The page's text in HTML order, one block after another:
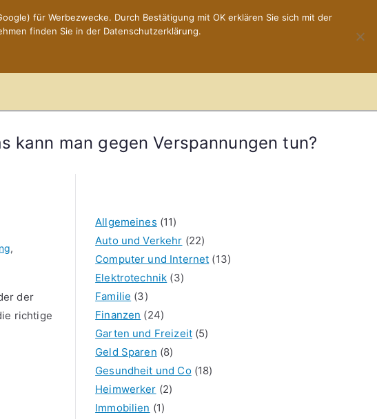
kann man gegen Verspannungen tun?
,
der
richtige
Allgemeines (11)
Auto und Verkehr (22)
Computer und Internet (13)
Elektrotechnik (3)
Familie (3)
Finanzen (24)
Garten und Freizeit(5)
Geld Sparen (8)
Gesundheit und Co(18)
Heimwerker (2)
Immobilien (1)
für Werbezwecke. Durch Bestätigung mit OK erklären Sie sich mit der
finden Sie in der Datenschutzerklärung.